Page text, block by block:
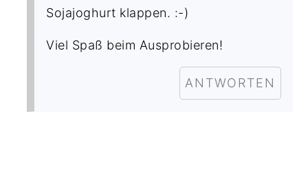
Sojajoghurt klappen. :-)
Viel Spaß beim Ausprobieren!
ANTWORTEN